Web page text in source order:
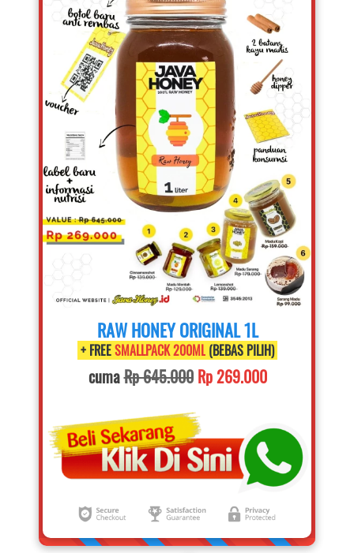
RAW HONEY ORIGINAL 1L
+ FREE SMALLPACK 200ML (BEBAS PILIH)
cuma Rp 645.000 Rp 269.000